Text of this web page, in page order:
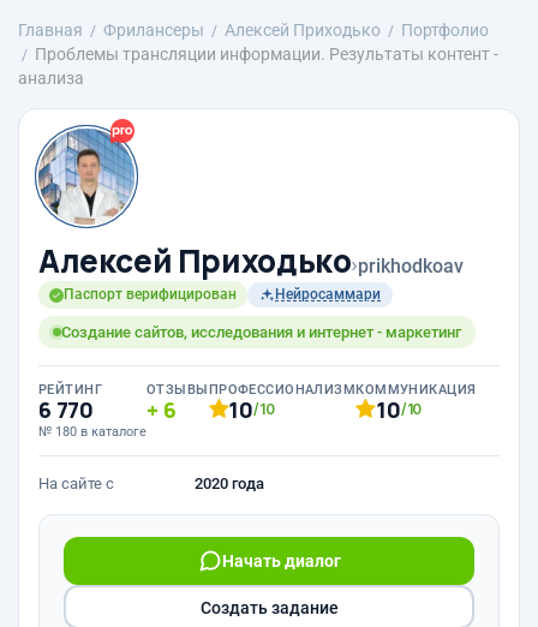
Главная Фрилансеры Алексей Приходько
Портфолио
Проблемы трансляции информации. Результаты контент -
анализа
Алексей Приходько›prikhodkoav
Паспорт верифицирован Нейросаммари
Создание сайтов, исследования и интернет - маркетинг
РЕЙТИНГ
6 770
№ 180 в каталоге
ОТЗЫВЫ
6
ПРОФЕССИОНАЛИЗМ
10/10
КОММУНИКАЦИЯ
10/10
На сайте с 2020 года
Начать диалог
Создать задание